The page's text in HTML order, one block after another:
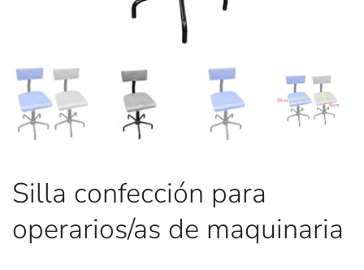
Silla confección para
operarios/as de maquinaria